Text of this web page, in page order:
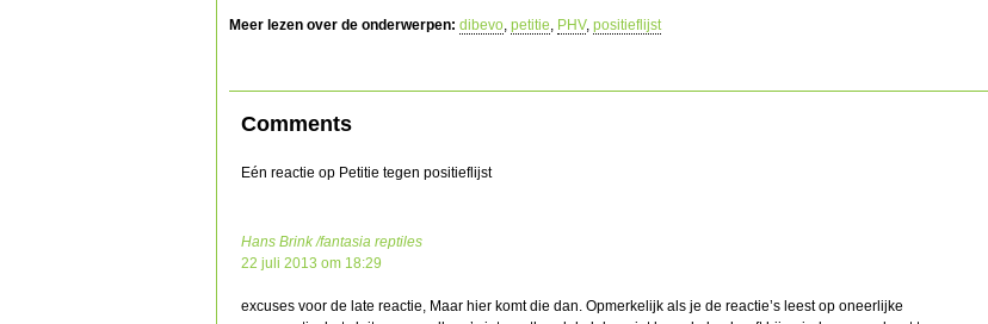
Meer lezen over de onderwerpen: dibevo, petitie, PHV, positieflijst
Comments
Eén reactie op Petitie tegen positieflijst
Hans Brink /fantasia reptiles
22 juli 2013 om 18:29
excuses voor de late reactie, Maar hier komt die dan. Opmerkelijk als je de reactie’s leest op oneerlijke